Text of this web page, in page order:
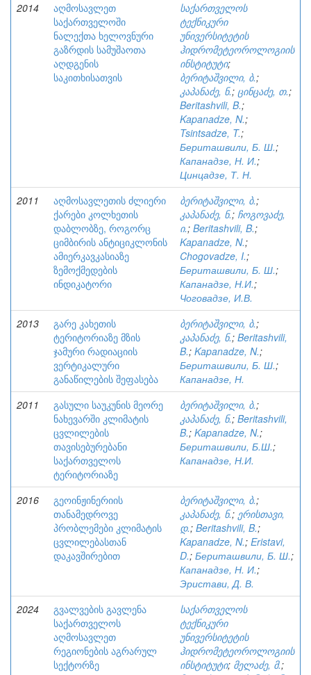
2014
აღმოსავლეთ
საქართველოში
ნალექთა ხელოვნური
გაზრდის სამუშაოთა
აღდგენის
საკითხისათვის
საქართველოს
ტექნიკური
უნივერსიტეტის
ჰიდრომეტეოროლოგიის
ინსტიტუტი;
ბერიტაშვილი, ბ.;
კაპანაძე, ნ.; ცინცაძე, თ.;
Beritashvili, B.;
Kapanadze, N.;
Tsintsadze, T.;
Бериташвили, Б. Ш.;
Капанадзе, Н. И.;
Цинцадзе, Т. Н.
2011
აღმოსავლეთის ძლიერი
ქარები კოლხეთის
დაბლობზე, როგორც
ციმბირის ანტიციკლონის
ამიერკავკასიაზე
ზემოქმედების
ინდიკატორი
ბერიტაშვილი, ბ.;
კაპანაძე, ნ.; ჩოგოვაძე,
ი.; Beritashvili, B.;
Kapanadze, N.;
Chogovadze, I.;
Бериташвили, Б. Ш.;
Капанадзе, Н.И.;
Чоговадзе, И.В.
2013
გარე კახეთის
ტერიტორიაზე მზის
ჯამური რადიაციის
ვერტიკალური
განაწილების შეფასება
ბერიტაშვილი, ბ.;
კაპანაძე, ნ.; Beritashvili,
B.; Kapanadze, N.;
Бериташвили, Б. Ш.;
Капанадзе, Н.
2011
გასული საუკუნის მეორე
ნახევარში კლიმატის
ცვლილების
თავისებურებანი
საქართველოს
ტერიტორიაზე
ბერიტაშვილი, ბ.;
კაპანაძე, ნ.; Beritashvili,
B.; Kapanadze, N.;
Бериташвили, Б.Ш.;
Капанадзе, Н.И.
2016
გეოინჟინერიის
თანამედროვე
პრობლემები კლიმატის
ცვლილებასთან
დაკავშირებით
ბერიტაშვილი, ბ.;
კაპანაძე, ნ.; ერისთავი,
დ.; Beritashvili, B.;
Kapanadze, N.; Eristavi,
D.; Бериташвили, Б. Ш.;
Капанадзе, Н. И.;
Эристави, Д. В.
2024
გვალვების გავლენა
საქართველოს
აღმოსავლეთ
რეგიონების აგრარულ
სექტორზე
საქართველოს
ტექნიკური
უნივერსიტეტის
ჰიდრომეტეოროლოგიის
ინსტიტუტი; მელაძე, მ.;